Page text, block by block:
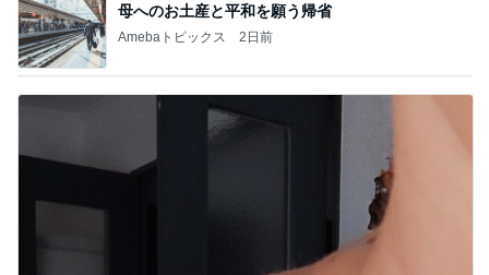
母へのお土産と平和を願う帰省
Amebaトピックス 2日前